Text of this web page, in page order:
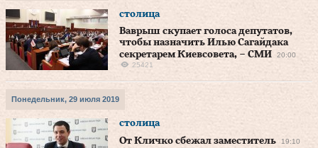
столица
Ваврыш скупает голоса депутатов,
чтобы назначить Илью Сагайдака
секретарем Киевсовета, – СМИ
20:00
25421
Понедельник, 29 июля 2019
столица
От Кличко сбежал заместитель
19:10